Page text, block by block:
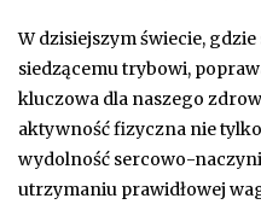
W dzisiejszym świecie,
siedzącemu trybowi,
kluczowa dla naszego
aktywność fizyczna nie
wydolność sercowo-
utrzymaniu prawidłowej